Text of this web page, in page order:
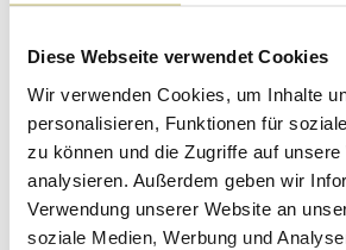
Diese Webseite verwendet Cookies
Wir verwenden Cookies, um Inhalte
personalisieren, Funktionen für
zu können und die Zugriffe auf
analysieren. Außerdem geben wir
Verwendung unserer Website an
soziale Medien, Werbung und
Hochwertige
Materialien
Kundenbetreuung
mit bester
Bewertung